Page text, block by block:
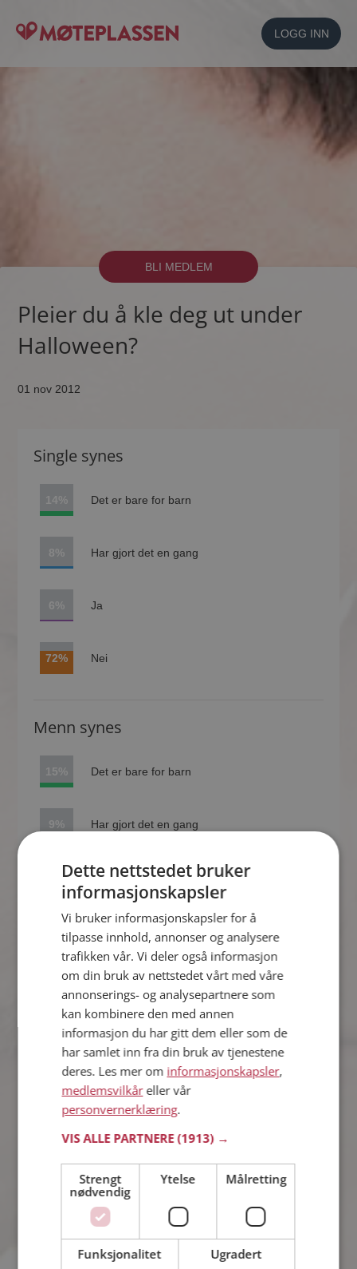
LOGG INN
BLI MEDLEM
Pleier du å kle deg ut under
Halloween?
01 nov 2012
Single synes
14% Det er bare for barn
8% Har gjort det en gang
6% Ja
72% Nei
Menn synes
15% Det er bare for barn
9% Har gjort det en gang
7% Ja
Kvinner synes
Det er bare for barn
7% Har gjort det en gang
Antall stemmer: 1415
Dette nettstedet bruker
informasjonskapsler
Vi bruker informasjonskapsler for å
tilpasse innhold, annonser og analysere
trafikken vår. Vi deler også informasjon
om din bruk av nettstedet vårt med våre
annonserings- og analysepartnere som
kan kombinere den med annen
informasjon du har gitt dem eller som de
har samlet inn fra din bruk av tjenestene
deres. Les mer om informasjonskapsler,
medlemsvilkåreller vår
personvernerklæring.
VIS ALLE PARTNERE(1913) →
Strengt
nødvendig
Ytelse Målretting
Funksjonalitet Ugradert